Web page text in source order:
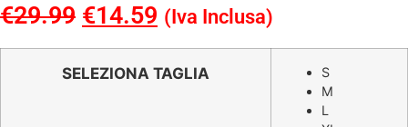
€29.99 Il
prezzo
originale
€14.59 Il
prezzo
attuale
(Iva Inclusa)
SELEZIONA TAGLIA
S
M
L